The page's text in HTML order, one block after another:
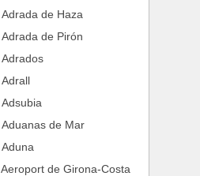
de Haza
de Pirón
de Mar
de Girona-Costa